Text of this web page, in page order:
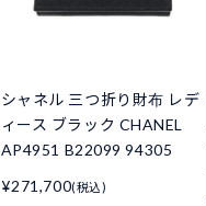
シャネル 三つ折り財布 レデ
ィース ブラック CHANEL
AP4951 B22099 94305
¥271,700(税込)